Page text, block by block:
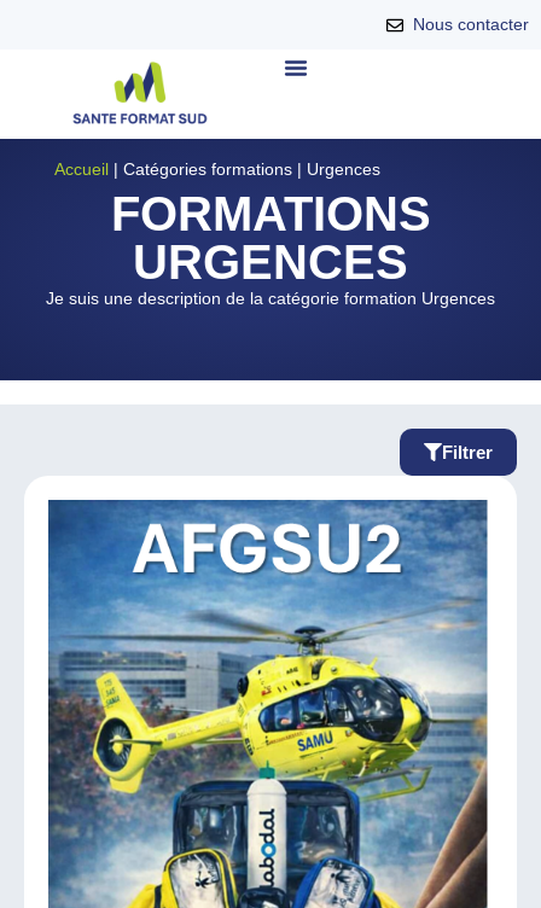
Nous contacter
FORMATIONS
URGENCES
Je suis une description de la catégorie formation Urgences
Accueil |Catégories formations | Urgences
Filtrer